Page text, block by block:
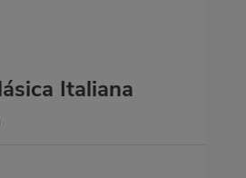
Italiana